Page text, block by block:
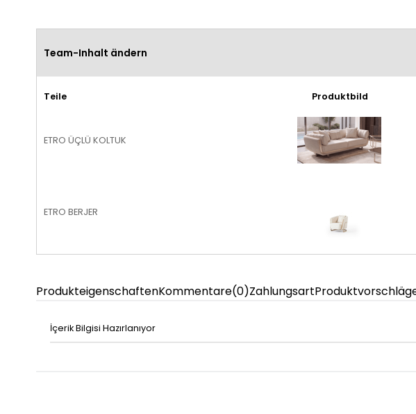
Team-Inhalt ändern
Teile Produktbild
ETRO ÜÇLÜ KOLTUK
ETRO BERJER
ProdukteigenschaftenKommentare(0)Zahlungsart
İçerik Bilgisi Hazırlanıyor